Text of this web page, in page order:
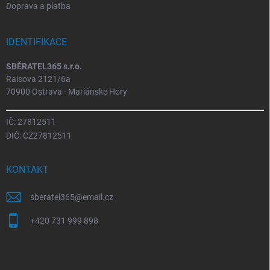
Doprava a platba
IDENTIFIKACE
SBĚRATEL365 s.r.o.
Raisova 2121/6a
70900 Ostrava - Mariánske Hory
IČ: 27812511
DIČ: CZ27812511
KONTAKT
sberatel365@email.cz
+420 731 999 898